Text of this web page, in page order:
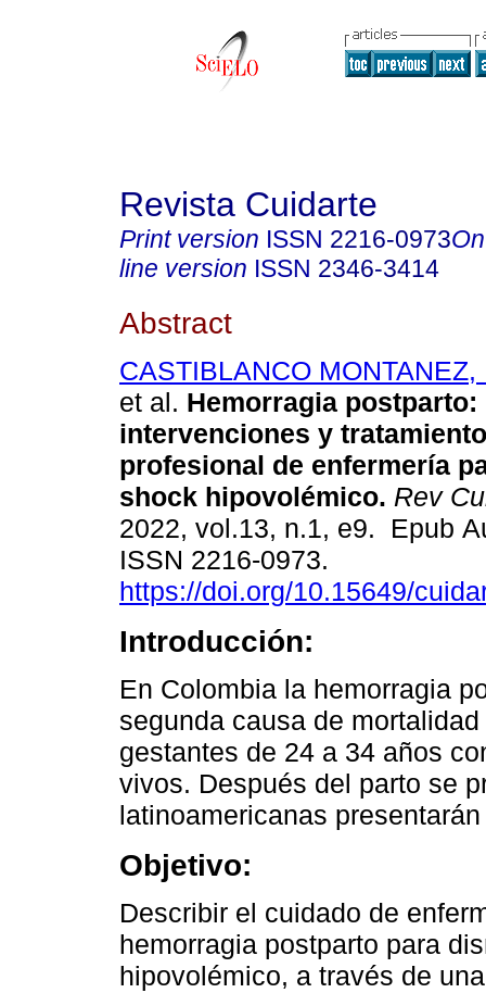
Revista Cuidarte
Print version ISSN 2216-0973
line version ISSN 2346-3414
Abstract
CASTIBLANCO
et al. Hemorragia postparto:
intervenciones y
profesional de enfermería
shock hipovolémico. Rev
2022, vol.13, n.1, e9. Epub
ISSN 2216-0973.
https://doi.org/10.15649/
Introducción:
En Colombia la hemorragia
segunda causa de
gestantes de 24 a 34 años
vivos. Después del parto se
latinoamericanas
Objetivo:
Describir el cuidado de
hemorragia postparto para
hipovolémico, a través de